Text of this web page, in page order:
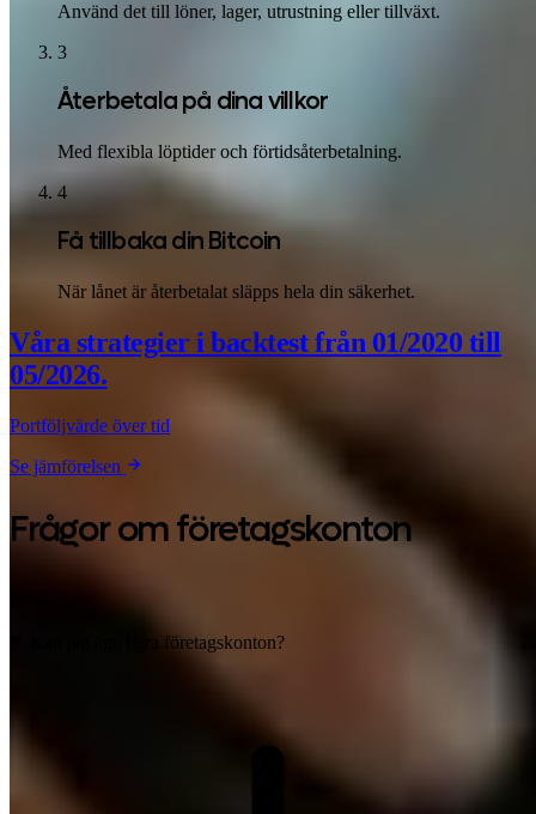
Använd det till löner, lager, utrustning eller tillväxt.
3
Återbetala på dina villkor
Med flexibla löptider och förtidsåterbetalning.
4
Få tillbaka din Bitcoin
När lånet är återbetalat släpps hela din säkerhet.
Våra strategier i backtestfrån 01/2020 till
05/2026.
Portföljvärde över tid
Se jämförelsen
Frågor om företagskonton
Kan jag äga flera företagskonton?